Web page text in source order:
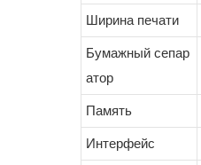
Ширина печати
Бумажный сепар
атор
Память
Интерфейс